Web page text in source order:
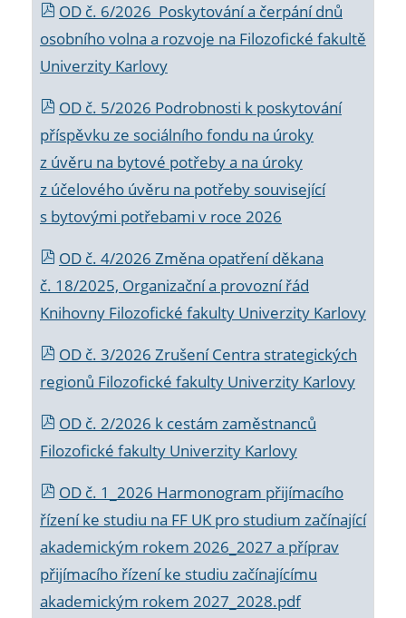
OD č. 6/2026 Poskytování a čerpání dnů
osobního volna a rozvoje na Filozofické fakultě
Univerzity Karlovy
OD č. 5/2026 Podrobnosti k poskytování
příspěvku ze sociálního fondu na úroky
z úvěru na bytové potřeby a na úroky
z účelového úvěru na potřeby související
s bytovými potřebami v roce 2026
OD č. 4/2026 Změna opatření děkana
č. 18/2025, Organizační a provozní řád
Knihovny Filozofické fakulty Univerzity Karlovy
OD č. 3/2026 Zrušení Centra strategických
regionů Filozofické fakulty Univerzity Karlovy
OD č. 2/2026 k cestám zaměstnanců
Filozofické fakulty Univerzity Karlovy
OD č. 1_2026 Harmonogram přijímacího
řízení ke studiu na FF UK pro studium začínající
akademickým rokem 2026_2027 a příprav
přijímacího řízení ke studiu začínajícímu
akademickým rokem 2027_2028.pdf